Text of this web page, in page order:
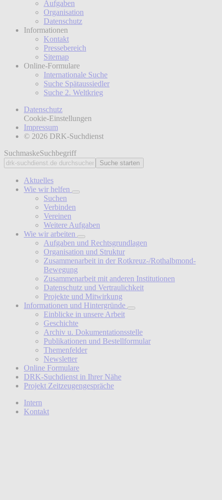
Aufgaben
Organisation
Datenschutz
Informationen
Kontakt
Pressebereich
Sitemap
Online-Formulare
Internationale Suche
Suche Spätaussiedler
Suche 2. Weltkrieg
Datenschutz
Cookie-Einstellungen
Impressum
© 2026 DRK-Suchdienst
SuchmaskeSuchbegriff
Suche starten
Aktuelles
Wie wir helfen
Suchen
Verbinden
Vereinen
Weitere Aufgaben
Wie wir arbeiten
Aufgaben und Rechtsgrundlagen
Organisation und Struktur
Zusammenarbeit in der Rotkreuz-/Rothalbmond-
Bewegung
Zusammenarbeit mit anderen Institutionen
Datenschutz und Vertraulichkeit
Projekte und Mitwirkung
Informationen und Hintergründe
Einblicke in unsere Arbeit
Geschichte
Archiv u. Dokumentationsstelle
Publikationen und Bestellformular
Themenfelder
Newsletter
Online Formulare
DRK-Suchdienst in Ihrer Nähe
Projekt Zeitzeugengespräche
Intern
Kontakt